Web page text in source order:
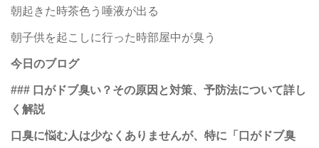
朝起きた時茶色う唾液が出る
朝子供を起こしに行った時部屋中が臭う
今日のブログ
### 口がドブ臭い？その原因と対策、予防法について詳し
く解説
口臭に悩む人は少なくありませんが、特に「口がドブ臭